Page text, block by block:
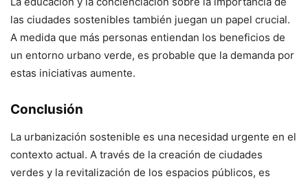
las ciudades sostenibles también juegan un papel crucial.
A medida que más personas entiendan los beneficios de
un entorno urbano verde, es probable que la demanda por
estas iniciativas aumente.
Conclusión
La urbanización sostenible es una necesidad urgente en el
contexto actual. A través de la creación de ciudades
verdes y la revitalización de los espacios públicos, es